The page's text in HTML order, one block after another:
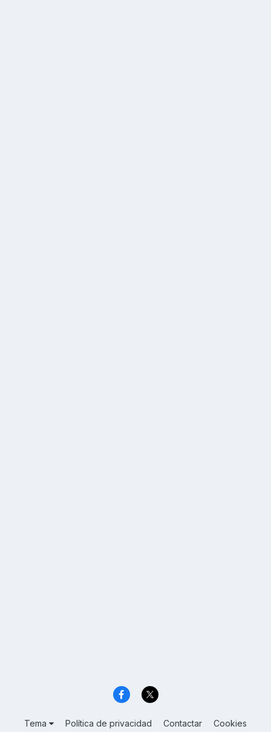
Tema Política de privacidad Contactar Cookies